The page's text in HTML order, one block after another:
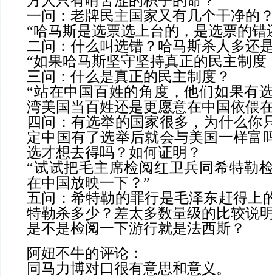
一问：老牌民主国家又有几个干净的
“哈马斯是选票选上台的，是选票的错
二问：什么叫选错？哈马斯杀人多还
“如果哈马斯坚守坚持真正的民主制度
三问：什么是真正的民主制度？
“站在中国百姓的角度，他们如果有
湾美国当百姓还是更愿意在中国依偎
四问：有选举的国家很多，为什么你
定中国有了选举后就会与美国一样富
选才想去得吗？如何证明？
“试试把毛主席检阅红卫兵同希特勒
在中国放映一下？ ”
五问：希特勒的罪行是毛泽东赶得上
特勒杀多少？差太多数量级的比较说
是不是检阅一下游行就是法西斯？
阿妞不牛的评论 ：
同马力博对口很有意思和意义。